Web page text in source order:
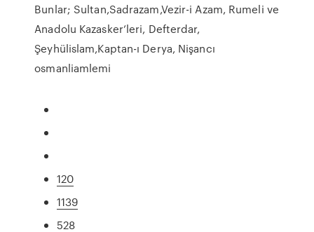
Bunlar; Sultan,Sadrazam,Vezir-i Azam, Rumeli ve
Anadolu Kazasker’leri, Defterdar,
Şeyhülislam,Kaptan-ı Derya, Nişancı
osmanliamlemi
120
1139
528